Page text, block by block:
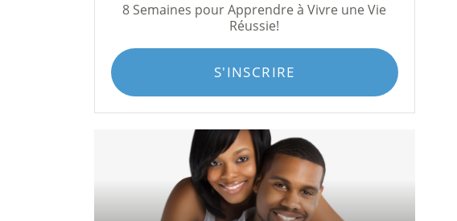
8 Semaines pour Apprendre à Vivre une Vie
Réussie!
S'INSCRIRE